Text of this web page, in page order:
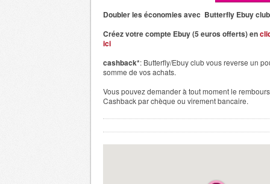
Doubler les économies avec Butterfly Ebuy
Créez votre compte Ebuy (5 euros offerts) en
ici
cashback*: Butterfly/Ebuy club vous reverse un
somme de vos achats.
Vous pouvez demander à tout moment le
Cashback par chèque ou virement bancaire.